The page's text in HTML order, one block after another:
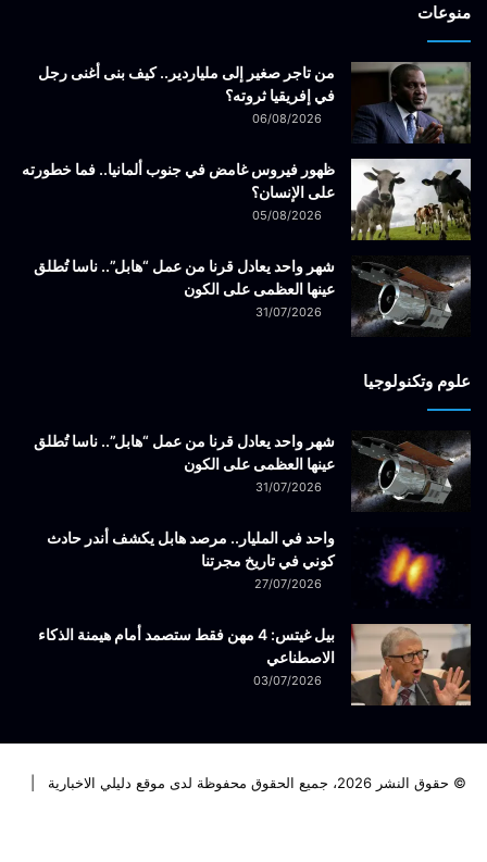
منوعات
من تاجر صغير إلى ملياردير.. كيف بنى أغنى رجل
في إفريقيا ثروته؟
06/08/2026
ظهور فيروس غامض في جنوب ألمانيا.. فما خطورته
على الإنسان؟
05/08/2026
شهر واحد يعادل قرنا من عمل “هابل”.. ناسا تُطلق
عينها العظمى على الكون
31/07/2026
علوم وتكنولوجيا
شهر واحد يعادل قرنا من عمل “هابل”.. ناسا تُطلق
عينها العظمى على الكون
31/07/2026
واحد في المليار.. مرصد هابل يكشف أندر حادث
كوني في تاريخ مجرتنا
27/07/2026
بيل غيتس: 4 مهن فقط ستصمد أمام هيمنة الذكاء
الاصطناعي
03/07/2026
© حقوق النشر 2026، جميع الحقوق محفوظة لدى موقع دليلي الاخبارية |